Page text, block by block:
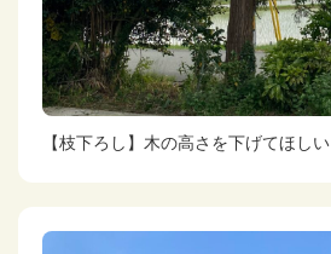
【枝下ろし】木の高さを下げてほしい